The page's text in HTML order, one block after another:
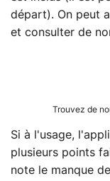
départ). On peut
et consulter de
Trouvez de
Si à l'usage,
plusieurs points
note le manque